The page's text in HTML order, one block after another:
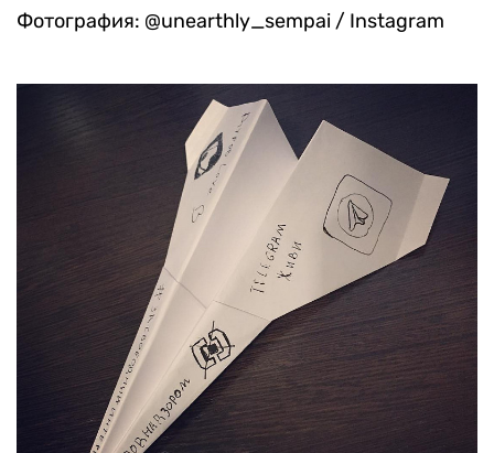
Фотография: @unearthly_sempai / Instagram